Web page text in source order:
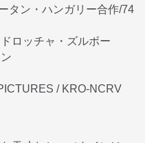
タン・ハンガリー合作/74
ロッチャ・ズルボー
/ KRO-NCRV